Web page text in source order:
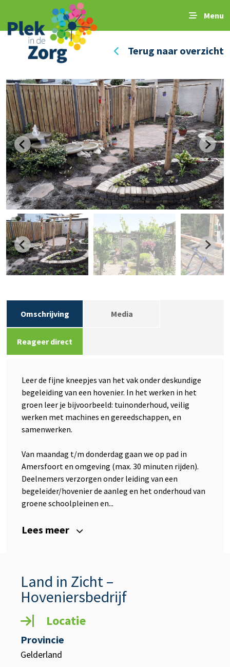
Menu
Terug naar overzicht
Omschrijving Media
Reageer direct
Leer de fijne kneepjes van het vak onder deskundige
begeleiding van een hovenier. In het werken in het
groen leer je bijvoorbeeld: tuinonderhoud, veilig
werken met machines en gereedschappen, en
samenwerken.
Van maandag t/m donderdag gaan we op pad in
Amersfoort en omgeving (max. 30 minuten rijden).
Deelnemers verzorgen onder leiding van een
begeleider/hovenier de aanleg en het onderhoud van
groene schoolpleinen en...
Lees meer
Land in Zicht –
Hoveniersbedrijf
Locatie
Provincie
Gelderland